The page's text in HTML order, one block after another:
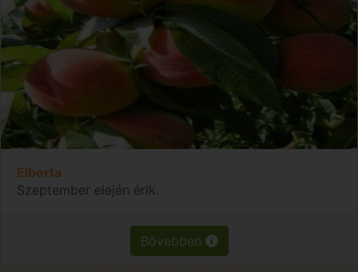
Elberta
Szeptember elején érik.
Bővebben